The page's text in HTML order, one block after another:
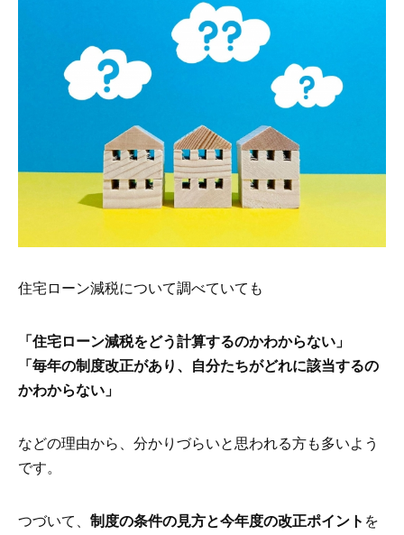
住宅ローン減税について調べていても
「住宅ローン減税をどう計算するのかわからない」
「毎年の制度改正があり、自分たちがどれに該当するの
かわからない」
などの理由から、分かりづらいと思われる方も多いよう
です。
つづいて、 制度の条件の見方と今年度の改正ポイント を